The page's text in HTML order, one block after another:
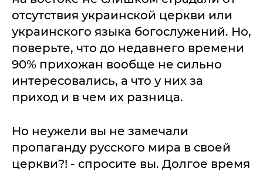
отсутствия украинской церкви или
украинского языка богослужений. Но,
поверьте, что до недавнего времени
90% прихожан вообще не сильно
интересовались, а что у них за
приход и в чем их разница.
Но неужели вы не замечали
пропаганду русского мира в своей
церкви?! - спросите вы. Долгое время